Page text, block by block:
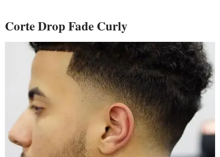
Corte Drop Fade Curly